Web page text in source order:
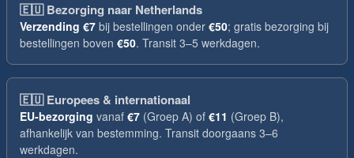
🇪🇺Bezorging naar Netherlands
Verzending €7 bij bestellingen onder €50; gratis bezorging bij
bestellingen boven €50. Transit 3–5 werkdagen.
🇪🇺Europees & internationaal
EU-bezorging vanaf €7 (Groep A) of €11 (Groep B),
afhankelijk van bestemming. Transit doorgaans 3–6
werkdagen.